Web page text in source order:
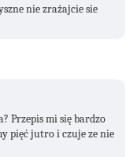
nie zrażajcie sie
Przepis mi się bardzo
pięć jutro i czuje ze nie